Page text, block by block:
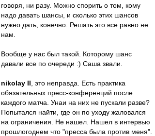
говоря, ни разу. Можно спорить о том, кому
надо давать шансы, и сколько этих шансов
нужно дать, конечно. Решать это все равно не
нам.
Вообще у нас был такой. Которому шанс
давали все по очереди :) Саша звали.
nikolay II , это неправда. Есть практика
обязательных пресс-конференций после
каждого матча. Унаи на них не пускали разве?
Попытался найти, где он по уходу жаловался
на ограничения. Не нашел. Нашел в интервью
прошлогоднем что "пресса была против меня".